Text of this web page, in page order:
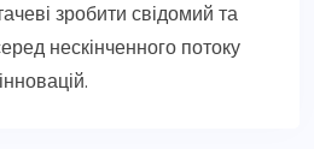
зробити свідомий та
нескінченного потоку
інновацій.